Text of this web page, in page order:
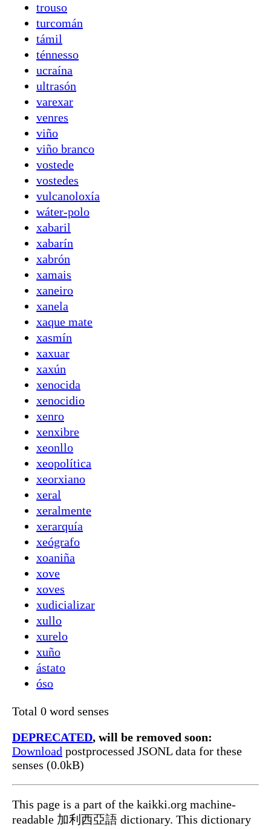
trouso
turcomán
támil
ténnesso
ucraína
ultrasón
varexar
venres
viño
viño branco
vostede
vostedes
vulcanoloxía
wáter-polo
xabaril
xabarín
xabrón
xamais
xaneiro
xanela
xaque mate
xasmín
xaxuar
xaxún
xenocida
xenocidio
xenro
xenxibre
xeonllo
xeopolítica
xeorxiano
xeral
xeralmente
xerarquía
xeógrafo
xoaniña
xove
xoves
xudicializar
xullo
xurelo
xuño
ástato
óso
Total 0 word senses
DEPRECATED, will be removed soon:
Download postprocessed JSONL data for these
senses (0.0kB)
This page is a part of the kaikki.org machine-
readable 加利西亞語 dictionary. This dictionary